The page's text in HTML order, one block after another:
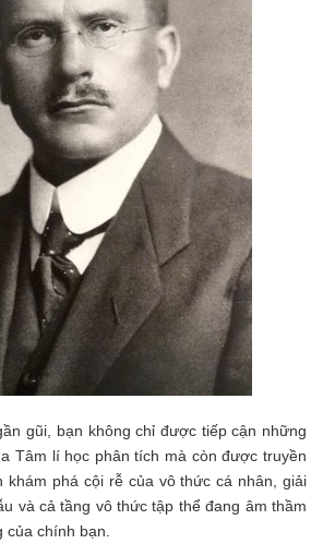
gũi, bạn không chỉ được tiếp cận những
Tâm lí học phân tích mà còn được truyền
khám phá cội rễ của vô thức cá nhân, giải
và cả tầng vô thức tập thể đang âm thầm
chính bạn.